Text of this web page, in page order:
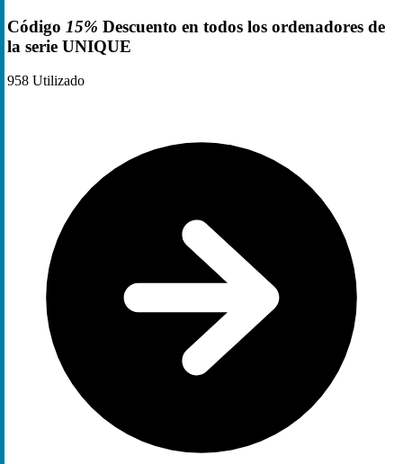
Código 15% Descuento en todos los ordenadores de
la serie UNIQUE
958 Utilizado